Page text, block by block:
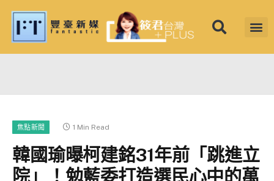
焦點新聞 1 Min Read
韓國瑜曝柯建銘31年前「跳進立
院」！勉藍委打造選民心中的萬